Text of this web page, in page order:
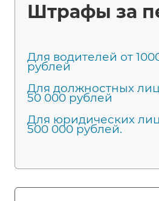
Штрафы за
Для водителей от
рублей
Для должностных лиц
50 000 рублей
Для юридических
500 000 рублей.